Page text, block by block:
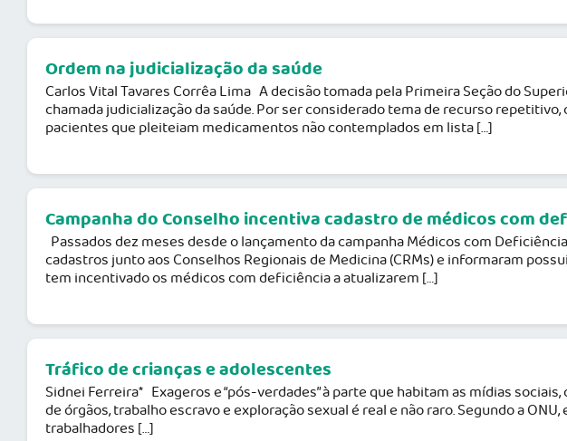
Ordem na judicialização da saúde
Carlos Vital Tavares Corrêa Lima A decisão tomada pela Primeira Seção do
chamada judicialização da saúde. Por ser considerado tema de recurso
pacientes que pleiteiam medicamentos não contemplados em lista […]
Campanha do Conselho incentiva cadastro de médicos com
Passados dez meses desde o lançamento da campanha Médicos com
cadastros junto aos Conselhos Regionais de Medicina (CRMs) e informaram
tem incentivado os médicos com deficiência a atualizarem […]
Tráfico de crianças e adolescentes
Sidnei Ferreira* Exageros e “pós-verdades” à parte que habitam as mídias
de órgãos, trabalho escravo e exploração sexual é real e não raro. Segundo a
trabalhadores […]